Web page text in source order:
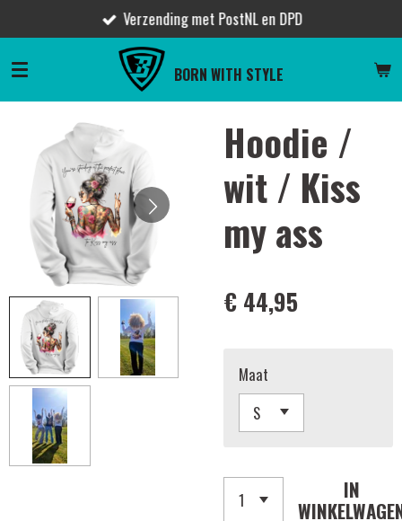
direct
naar
BORN WITH STYLE
Verzending met PostNL en DPD
Hoodie /
wit / Kiss
my ass
€ 44,95
Maat
IN